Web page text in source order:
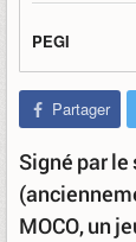
PEGI
Partager
Signé par
MOCO, un